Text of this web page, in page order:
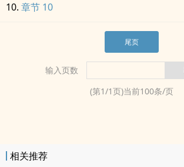
章节 10
尾页
输入页数
(第1/1页)当前100条/页
相关推荐